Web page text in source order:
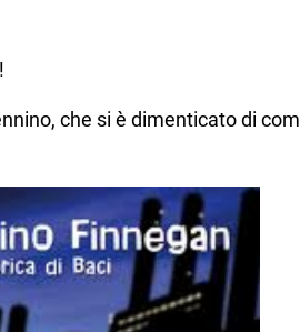
che si è dimenticato di